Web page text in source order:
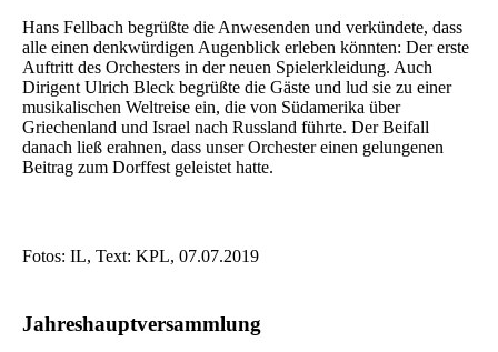
Hans Fellbach begrüßte die Anwesenden und verkündete, dass
alle einen denkwürdigen Augenblick erleben könnten: Der erste
Auftritt des Orchesters in der neuen Spielerkleidung. Auch
Dirigent Ulrich Bleck begrüßte die Gäste und lud sie zu einer
musikalischen Weltreise ein, die von Südamerika über
Griechenland und Israel nach Russland führte. Der Beifall
danach ließ erahnen, dass unser Orchester einen gelungenen
Beitrag zum Dorffest geleistet hatte.
Fotos: IL, Text: KPL, 07.07.2019
Jahreshauptversammlung